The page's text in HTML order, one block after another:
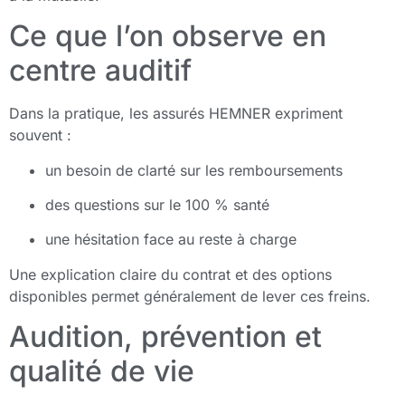
Ce que l’on observe en
centre auditif
Dans la pratique, les assurés HEMNER expriment
souvent :
un besoin de clarté sur les remboursements
des questions sur le 100 % santé
une hésitation face au reste à charge
Une explication claire du contrat et des options
disponibles permet généralement de lever ces freins.
Audition, prévention et
qualité de vie